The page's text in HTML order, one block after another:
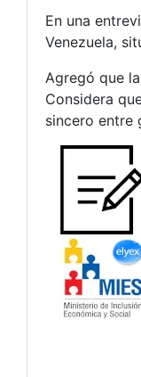
En una
Venezuela,
Agregó que
Considera
sincero entre